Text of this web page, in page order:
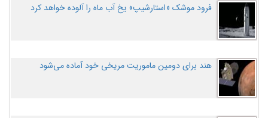
فرود موشک «استارشیپ» یخ آب ماه را آلوده خواهد کرد
هند برای دومین ماموریت مریخی خود آماده می‌شود